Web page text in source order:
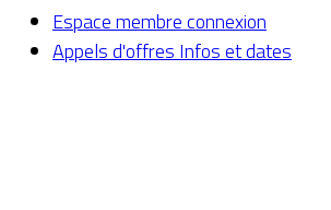
Espace membreconnexion
Appels d'offresInfos et dates